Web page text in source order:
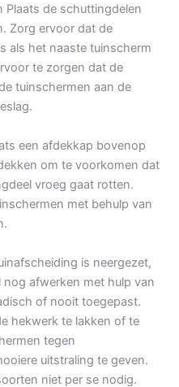
Plaats de schuttingdelen
Zorg ervoor dat de
als het naaste tuinscherm
te zorgen dat de
tuinschermen aan de
een afdekkap bovenop
om te voorkomen dat
vroeg gaat rotten.
met behulp van
is neergezet,
afwerken met hulp van
of nooit toegepast.
hekwerk te lakken of te
tegen
uitstraling te geven.
niet per se nodig.